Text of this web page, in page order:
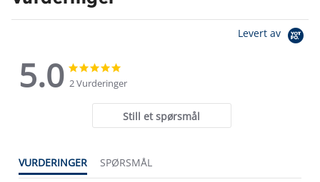
Levert av
5.0
5.0
star
rating
star
2 Vurderinger
Still et spørsmål
VURDERINGER SPØRSMÅL